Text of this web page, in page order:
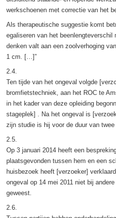
werkschoenen met correctie van het
Als therapeutische suggestie komt
egaliseren van het beenlengteverschil
denken valt aan een zoolverhoging
1 cm. […]”
2.4.
Ten tijde van het ongeval volgde
bromfietstechniek, aan het ROC te
in het kader van deze opleiding
stageplek] . Na het ongeval is
zijn studie is hij voor de duur van twee
2.5.
Op 3 januari 2014 heeft een
plaatsgevonden tussen hem en een
huisbezoek heeft [verzoeker]
ongeval op 14 mei 2011 niet bij
geweest.
2.6.